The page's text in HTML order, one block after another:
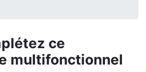
ce
multifonctionnel